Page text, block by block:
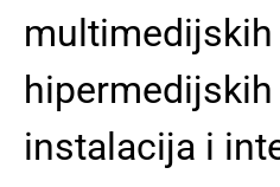
hipermedijskih
instalacija i